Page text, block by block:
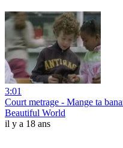
3:01
Court metrage - Mange ta
Beautiful World
il y a 18 ans